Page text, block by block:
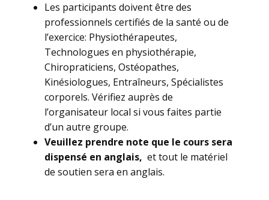
​Les participants doivent être des
professionnels certifiés de la santé ou de
l’exercice: Physiothérapeutes,
Technologues en physiothérapie,
Chiropraticiens, Ostéopathes,
Kinésiologues, Entraîneurs, Spécialistes
corporels. Vérifiez auprès de
l’organisateur local si vous faites partie
d’un autre groupe.
Veuillez prendre note que le cours sera
dispensé en anglais, et tout le matériel
de soutien sera en anglais.